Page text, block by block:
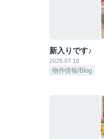
新入りです♪
2026.07.10
物件情報/Blog